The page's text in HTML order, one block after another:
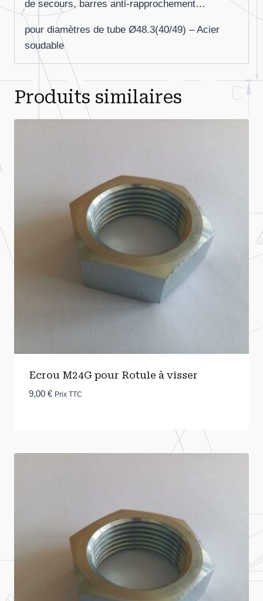
de secours, barres anti-rapprochement…
pour diamètres de tube Ø48.3(40/49) – Acier
soudable
Produits similaires
Ecrou M24G pour Rotule à visser
9,00 € Prix TTC